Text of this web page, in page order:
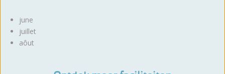
june
juillet
aôut